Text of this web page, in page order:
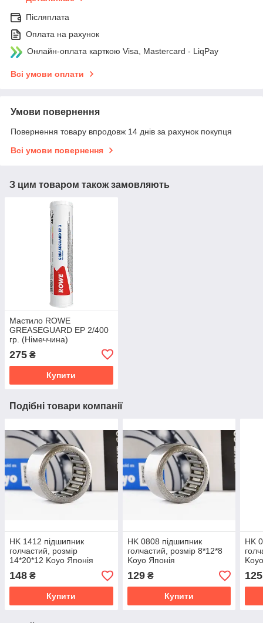
Післяплата
Оплата на рахунок
Онлайн-оплата карткою Visa, Mastercard - LiqPay
Всі умови оплати
Умови повернення
Повернення товару впродовж 14 днів за рахунок покупця
Всі умови повернення
З цим товаром також замовляють
Мастило ROWE
GREASEGUARD EP 2/400
гр. (Німеччина)
275 ₴
Купити
Подібні товари компанії
HK 1412 підшипник
голчастий, розмір
14*20*12 Koyo Японія
148 ₴
Купити
HK 0808 підшипник
голчастий, розмір 8*12*8
Koyo Японія
129₴
Купити
HK
125